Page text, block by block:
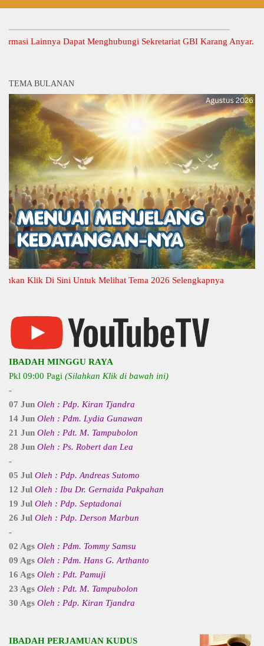
Lainnya Dapat Menghubungi Sekretariat GBI Karang Anyar.
TEMA BULANAN
Klik Di Sini Untuk Melihat Tema 2026 Selengkapnya
IBADAH MINGGU RAYA
Pkl 09:00 Pagi (Silahkan Klik di bawah ini)
-
07 Jun Oleh : Pdp. Kiran Tjandra
14 Jun Oleh : Pdm. Lydia Gunawan
21 Jun Oleh : Pdt. M. Tampubolon
28 Jun Oleh : Ps. Robert dan Lea
-
05 Jul Oleh : Pdp. Andreas Sutomo
12 Jul Oleh : Ibu Dr. Gernaida Pakpahan
19 Jul Oleh : Pdp. Septadonai
26 Jul Oleh : Pdp. Derson Marbun
-
02 Ags Oleh : Pdm. Tommy Samsu
09 Ags Oleh : Pdm. Hans G. Arthanto
16 Ags Oleh : Pdt. Pamuji
23 Ags Oleh : Pdt. M. Tampubolon
30 Ags Oleh : Pdp. Kiran Tjandra
IBADAH PERJAMUAN KUDUS